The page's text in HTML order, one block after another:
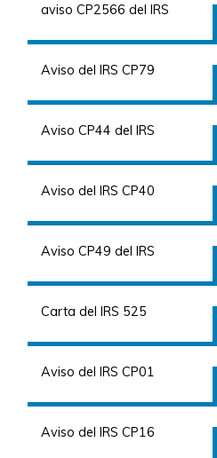
aviso CP2566 del IRS
Aviso del IRS CP79
Aviso CP44 del IRS
Aviso del IRS CP40
Aviso CP49 del IRS
Carta del IRS 525
Aviso del IRS CP01
Aviso del IRS CP16